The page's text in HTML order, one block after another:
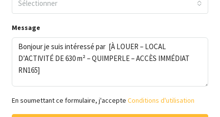
Sélectionner
Message
En soumettant ce formulaire, j'accepte Conditions d'utilisation